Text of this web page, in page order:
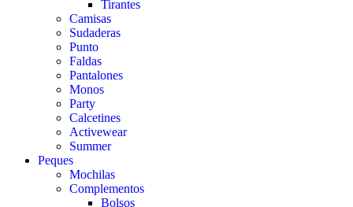
Tirantes
Camisas
Sudaderas
Punto
Faldas
Pantalones
Monos
Party
Calcetines
Activewear
Summer
Peques
Mochilas
Complementos
Bolsos